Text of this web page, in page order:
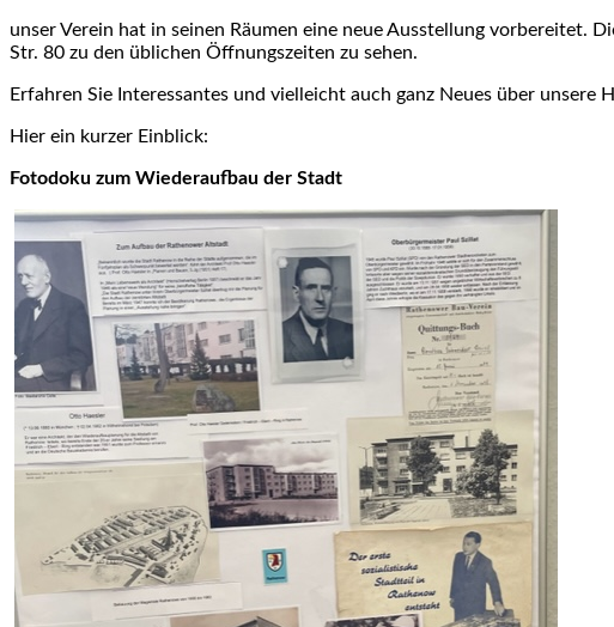
unser Verein hat in seinen Räumen eine neue Ausstellung vorbereitet.
Str. 80 zu den üblichen Öffnungszeiten zu sehen.
Erfahren Sie Interessantes und vielleicht auch ganz Neues über unsere
Hier ein kurzer Einblick:
Fotodoku zum Wiederaufbau der Stadt